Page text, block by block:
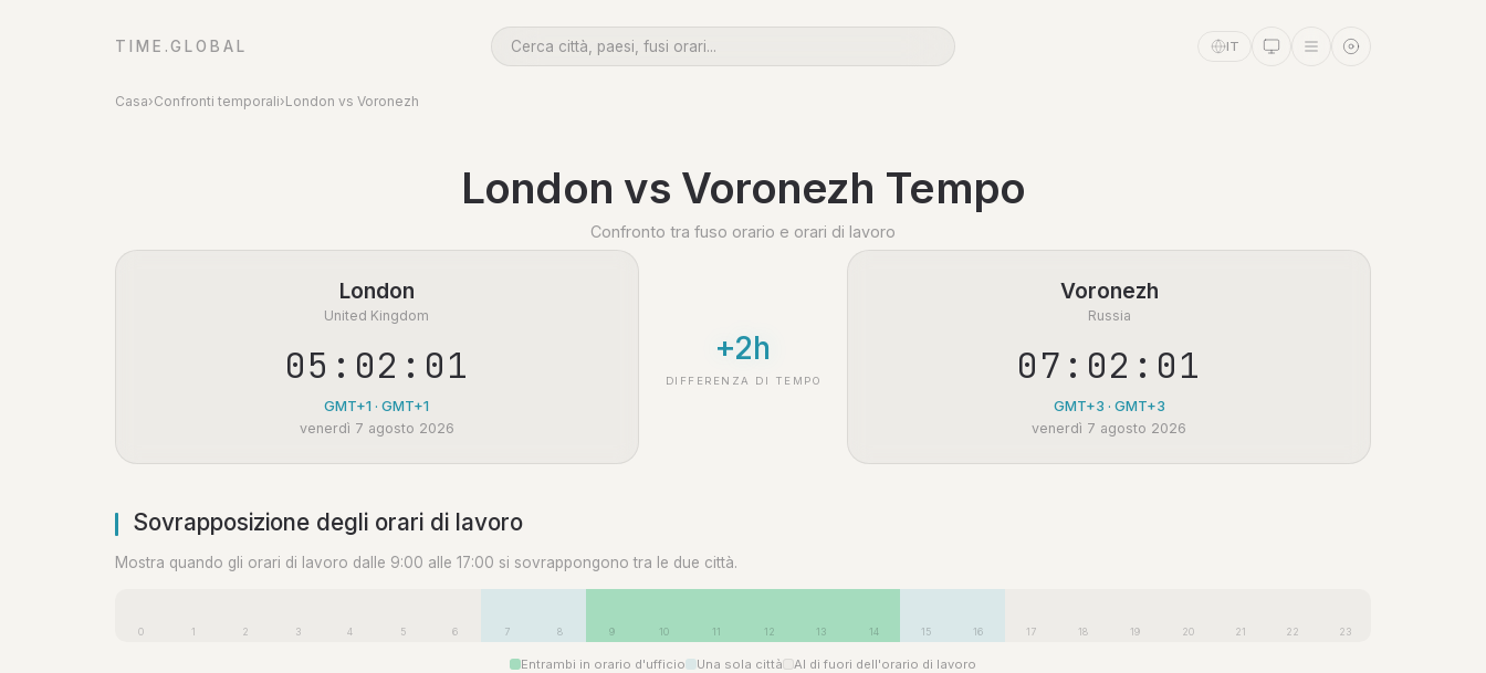
TIME.GLOBAL IT
Casa›Confronti temporali›London vs Voronezh
London vs Voronezh Tempo
Confronto tra fuso orario e orari di lavoro
London
United Kingdom
05:02:01
GMT+1 · GMT+1
venerdì 7 agosto 2026
+2h
DIFFERENZA DI TEMPO
Voronezh
Russia
07:02:01
GMT+3 · GMT+3
venerdì 7 agosto 2026
Sovrapposizione degli orari di lavoro
Mostra quando gli orari di lavoro dalle 9:00 alle 17:00 si sovrappongono tra le due città.
0 1 2 3 4 5 6 7 8 9 10 11 12 13 14 15 16 17 18 19 20 21 22 23
Entrambi in orario d'ufficio Una sola città Al di fuori dell'orario di lavoro